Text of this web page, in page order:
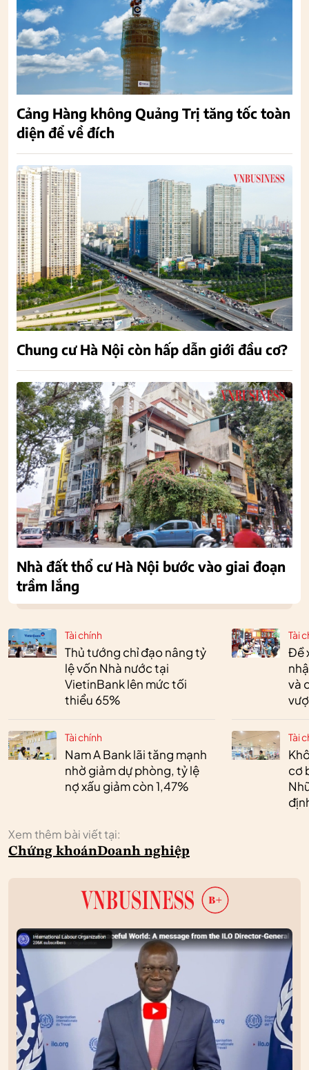
Tài chính
Thủ tướng chỉ đạo nâng tỷ
lệ vốn Nhà nước tại
VietinBank lên mức tối
thiểu 65%
Tài chính
Nam A Bank lãi tăng mạnh
nhờ giảm dự phòng, tỷ lệ
nợ xấu giảm còn 1,47%
Tài
Đề
và
Tài
cơ
Xem thêm bài viết tại:
Chứng khoánDoanh nghiệp
Cảng Hàng không Quảng Trị tăng tốc toàn
diện để về đích
Chung cư Hà Nội còn hấp dẫn giới đầu cơ?
Nhà đất thổ cư Hà Nội bước vào giai đoạn
trầm lắng